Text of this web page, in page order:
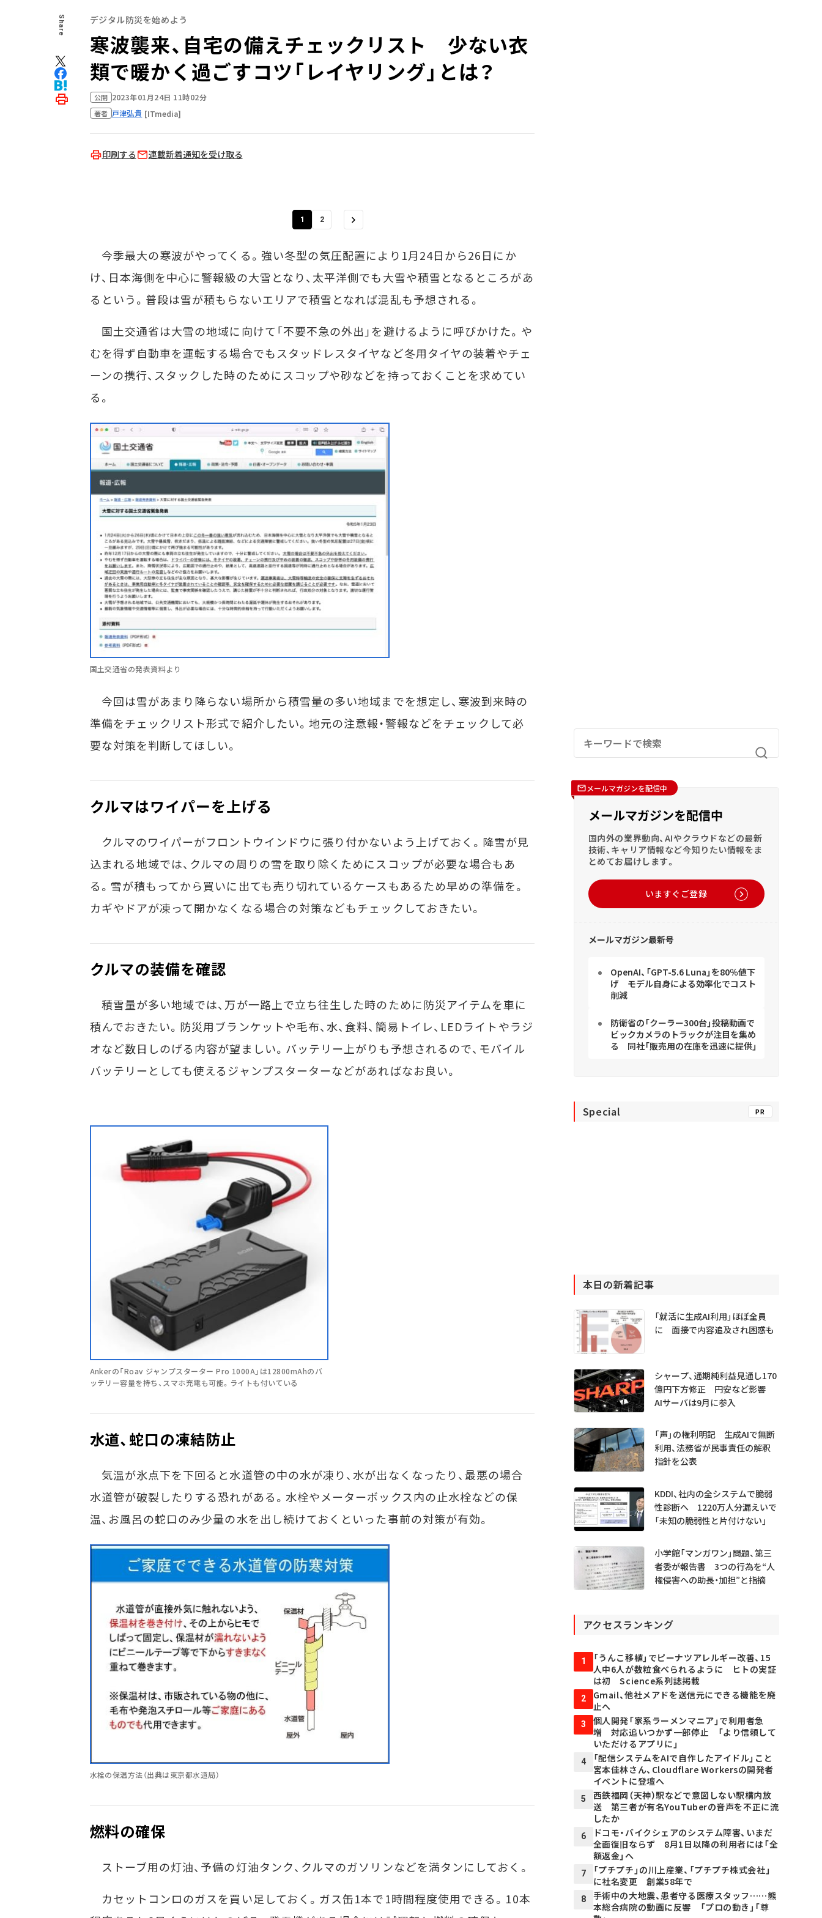
Share デジタル防災を始めよう
寒波襲来、自宅の備えチェックリスト 少ない衣
類で暖かく過ごすコツ「レイヤリング」とは？
公開 2023年01月24日 11時02分
著者 戸津弘貴 [ITmedia]
印刷する 連載新着通知を受け取る
1 2
今季最大の寒波がやってくる。強い冬型の気圧配置により1月24日から26日にか
け、日本海側を中心に警報級の大雪となり、太平洋側でも大雪や積雪となるところがあ
るという。普段は雪が積もらないエリアで積雪となれば混乱も予想される。
国土交通省は大雪の地域に向けて「不要不急の外出」を避けるように呼びかけた。や
むを得ず自動車を運転する場合でもスタッドレスタイヤなど冬用タイヤの装着やチェ
ーンの携行、スタックした時のためにスコップや砂などを持っておくことを求めてい
る。
国土交通省の発表資料より
今回は雪があまり降らない場所から積雪量の多い地域までを想定し、寒波到来時の
準備をチェックリスト形式で紹介したい。地元の注意報・警報などをチェックして必
要な対策を判断してほしい。
クルマはワイパーを上げる
クルマのワイパーがフロントウインドウに張り付かないよう上げておく。降雪が見
込まれる地域では、クルマの周りの雪を取り除くためにスコップが必要な場合もあ
る。雪が積もってから買いに出ても売り切れているケースもあるため早めの準備を。
カギやドアが凍って開かなくなる場合の対策などもチェックしておきたい。
クルマの装備を確認
積雪量が多い地域では、万が一路上で立ち往生した時のために防災アイテムを車に
積んでおきたい。防災用ブランケットや毛布、水、食料、簡易トイレ、LEDライトやラジ
オなど数日しのげる内容が望ましい。バッテリー上がりも予想されるので、モバイル
バッテリーとしても使えるジャンプスターターなどがあればなお良い。
Ankerの「Roav ジャンプスターター Pro 1000A」は12800mAhのバ
ッテリー容量を持ち、スマホ充電も可能。ライトも付いている
水道、蛇口の凍結防止
気温が氷点下を下回ると水道管の中の水が凍り、水が出なくなったり、最悪の場合
水道管が破裂したりする恐れがある。水栓やメーターボックス内の止水栓などの保
温、お風呂の蛇口のみ少量の水を出し続けておくといった事前の対策が有効。
水栓の保温方法（出典は東京都水道局）
燃料の確保
ストーブ用の灯油、予備の灯油タンク、クルマのガソリンなどを満タンにしておく。
カセットコンロのガスを買い足しておく。ガス缶1本で1時間程度使用できる。10本
メールマガジンを配信中
メールマガジンを配信中
国内外の業界動向、AIやクラウドなどの最新
技術、キャリア情報など今知りたい情報をま
とめてお届けします。
いますぐご登録
メールマガジン最新号
OpenAI、「GPT-5.6 Luna」を80％値下
げ モデル自身による効率化でコスト
削減
防衛省の「クーラー300台」投稿動画で
ビックカメラのトラックが注目を集め
る 同社「販売用の在庫を迅速に提供」
Special PR
本日の新着記事
「就活に生成AI利用」ほぼ全員
に 面接で内容追及され困惑も
シャープ、通期純利益見通し170
億円下方修正 円安など影響
AIサーバは9月に参入
「声」の権利明記 生成AIで無断
利用、法務省が民事責任の解釈
指針を公表
KDDI、社内の全システムで脆弱
性診断へ 1220万人分漏えいで
「未知の脆弱性と片付けない」
小学館「マンガワン」問題、第三
者委が報告書 3つの行為を“人
権侵害への助長・加担”と指摘
アクセスランキング
1
「うんこ移植」でピーナツアレルギー改善、15
人中6人が数粒食べられるように ヒトの実証
は初 Science系列誌掲載
2
Gmail、他社メアドを送信元にできる機能を廃
止へ
3
個人開発「家系ラーメンマニア」で利用者急
増 対応追いつかず一部停止 「より信頼して
いただけるアプリに」
4
「配信システムをAIで自作したアイドル」こと
宮本佳林さん、Cloudflare Workersの開発者
イベントに登壇へ
5
西鉄福岡（天神）駅などで意図しない駅構内放
送 第三者が有名YouTuberの音声を不正に流
したか
6
ドコモ・バイクシェアのシステム障害、いまだ
全面復旧ならず 8月1日以降の利用者には「全
額返金」へ
7
「プチプチ」の川上産業、「プチプチ株式会社」
に社名変更 創業58年で
8
手術中の大地震、患者守る医療スタッフ……熊
本総合病院の動画に反響 「プロの動き」「尊